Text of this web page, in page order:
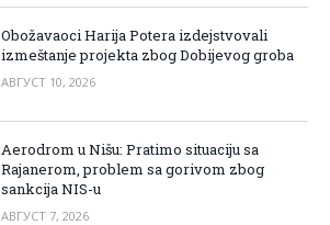
Obožavaoci Harija Potera izdejstvovali
izmeštanje projekta zbog Dobijevog groba
АВГУСТ 10, 2026
Aerodrom u Nišu: Pratimo situaciju sa
Rajanerom, problem sa gorivom zbog
sankcija NIS-u
АВГУСТ 7, 2026